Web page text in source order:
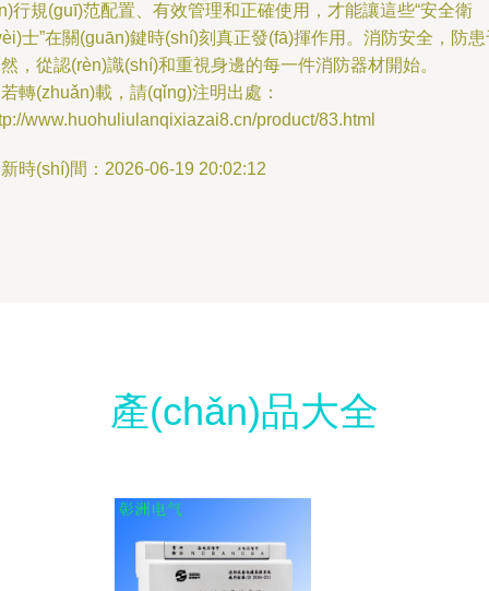
行規(guī)范配置、有效管理和正確使用，才能讓這些“安全衛
士”在關(guān)鍵時(shí)刻真正發(fā)揮作用。消防安全，防患
，從認(rèn)識(shí)和重視身邊的每一件消防器材開始。
轉(zhuǎn)載，請(qǐng)注明出處：
www.huohuliulanqixiazai8.cn/product/83.html
時(shí)間：2026-06-19 20:02:12
產(chǎn)品大全